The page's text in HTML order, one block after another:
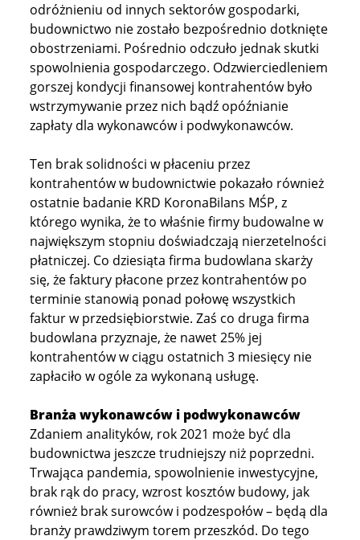
odróżnieniu od innych sektorów gospodarki,
budownictwo nie zostało bezpośrednio dotknięte
obostrzeniami. Pośrednio odczuło jednak skutki
spowolnienia gospodarczego. Odzwierciedleniem
gorszej kondycji finansowej kontrahentów było
wstrzymywanie przez nich bądź opóźnianie
zapłaty dla wykonawców i podwykonawców.
Ten brak solidności w płaceniu przez
kontrahentów w budownictwie pokazało również
ostatnie badanie KRD KoronaBilans MŚP, z
którego wynika, że to właśnie firmy budowalne w
największym stopniu doświadczają nierzetelności
płatniczej. Co dziesiąta firma budowlana skarży
się, że faktury płacone przez kontrahentów po
terminie stanowią ponad połowę wszystkich
faktur w przedsiębiorstwie. Zaś co druga firma
budowlana przyznaje, że nawet 25% jej
kontrahentów w ciągu ostatnich 3 miesięcy nie
zapłaciło w ogóle za wykonaną usługę.
Branża wykonawców i podwykonawców
Zdaniem analityków, rok 2021 może być dla
budownictwa jeszcze trudniejszy niż poprzedni.
Trwająca pandemia, spowolnienie inwestycyjne,
brak rąk do pracy, wzrost kosztów budowy, jak
również brak surowców i podzespołów – będą dla
branży prawdziwym torem przeszkód. Do tego